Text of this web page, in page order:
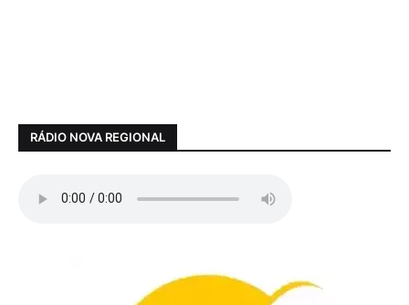
RÁDIO NOVA REGIONAL